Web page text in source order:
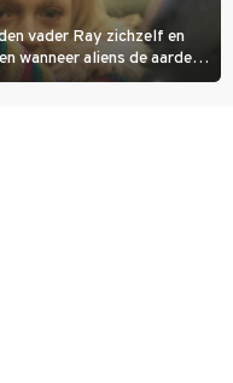
vader Ray zichzelf en
wanneer aliens de aarde